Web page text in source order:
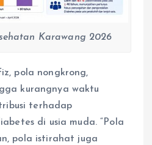
Karawang 2026
pola nongkrong,
kurangnya waktu
terhadap
di usia muda. “Pola
pola istirahat juga